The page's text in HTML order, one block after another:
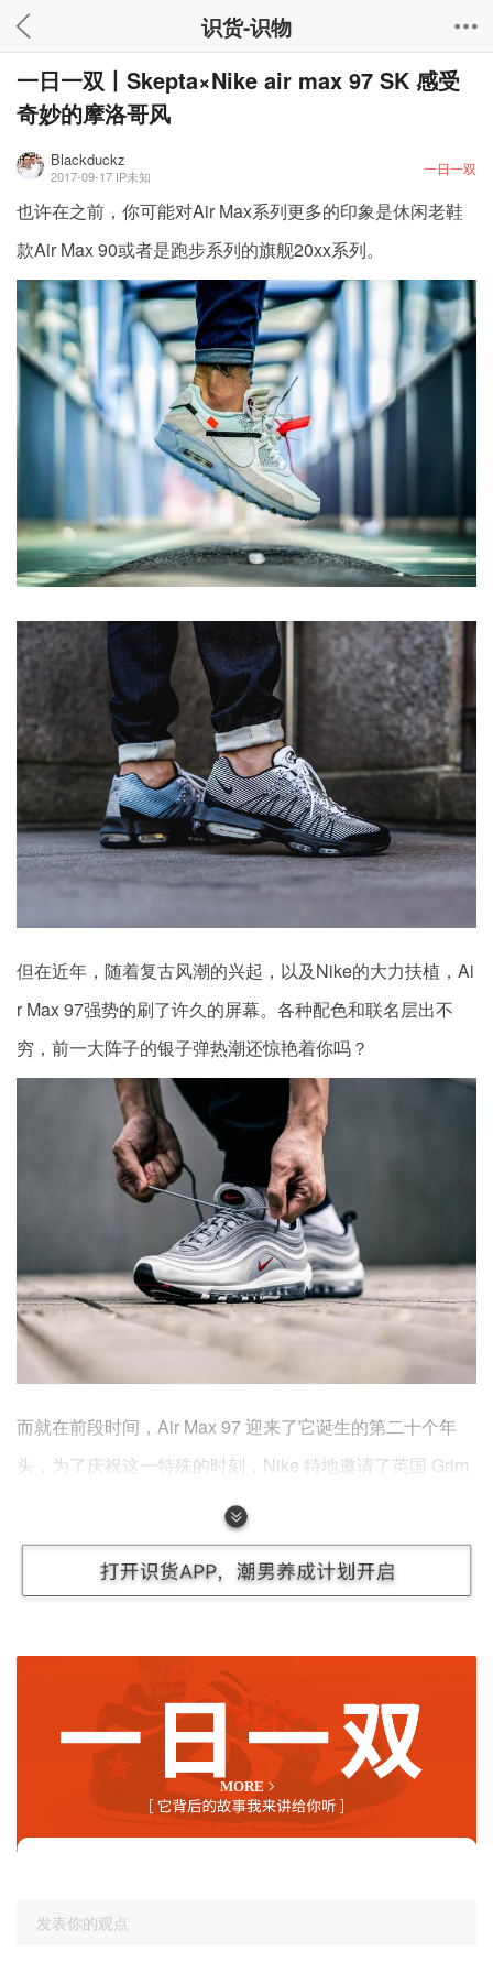
识货-识物
一日一双丨Skepta×Nike air max 97 SK 感受
奇妙的摩洛哥风
Blackduckz
2017-09-17 IP未知 一日一双
也许在之前，你可能对Air Max系列更多的印象是休闲老鞋
款Air Max 90或者是跑步系列的旗舰20xx系列。
但在近年，随着复古风潮的兴起，以及Nike的大力扶植，Ai
r Max 97强势的刷了许久的屏幕。各种配色和联名层出不
穷，前一大阵子的银子弹热潮还惊艳着你吗？
而就在前段时间，Air Max 97 迎来了它诞生的第二十个年
头，为了庆祝这一特殊的时刻，Nike 特地邀请了英国 Grim
联手为Air Max 97 带来全新的配色。
Max可谓与Grime文化有纠缠不清的渊源，甚至可以说是其
一日一双
MORE
发表你的观点